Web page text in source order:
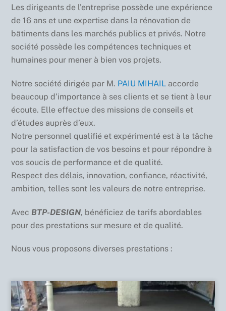
Les dirigeants de l’entreprise possède une expérience
de 16 ans et une expertise dans la rénovation de
bâtiments dans les marchés publics et privés. Notre
société possède les compétences techniques et
humaines pour mener à bien vos projets.
Notre société dirigée par M. PAIU MIHAIL accorde
beaucoup d’importance à ses clients et se tient à leur
écoute. Elle effectue des missions de conseils et
d’études auprès d’eux.
Notre personnel qualifié et expérimenté est à la tâche
pour la satisfaction de vos besoins et pour répondre à
vos soucis de performance et de qualité.
Respect des délais, innovation, confiance, réactivité,
ambition, telles sont les valeurs de notre entreprise.
Avec BTP-DESIGN, bénéficiez de tarifs abordables
pour des prestations sur mesure et de qualité.
Nous vous proposons diverses prestations :